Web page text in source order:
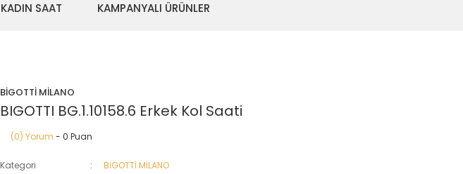
KADIN SAAT KAMPANYALI ÜRÜNLER
BİGOTTİ MİLANO
BIGOTTI BG.1.10158.6 Erkek Kol Saati
(0) Yorum - 0 Puan
Kategori
BİGOTTİ MİLANO